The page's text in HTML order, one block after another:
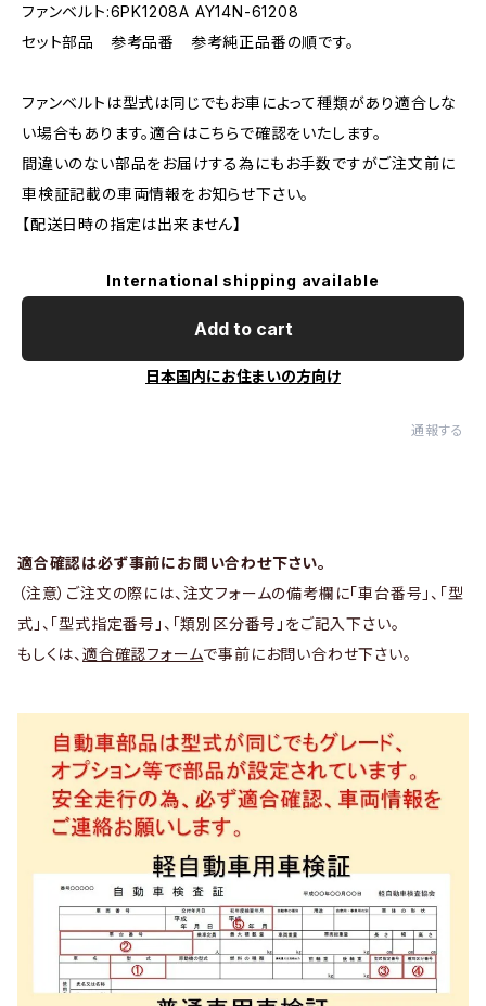
ファンベルト:6PK1208A AY14N-61208
セット部品 参考品番 参考純正品番の順です。
ファンベルトは型式は同じでもお車によって種類があり適合しな
い場合もあります。適合はこちらで確認をいたします。
間違いのない部品をお届けする為にもお手数ですがご注文前に
車検証記載の車両情報をお知らせ下さい。
【配送日時の指定は出来ません】
International shipping available
Add to cart
日本国内にお住まいの方向け
通報する
適合確認は必ず事前にお問い合わせ下さい。
（注意）ご注文の際には、注文フォームの備考欄に「車台番号」、「型
式」、「型式指定番号」、「類別区分番号」をご記入下さい。
もしくは、 適合確認フォームで事前にお問い合わせ下さい。